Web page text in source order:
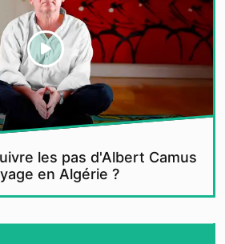
les pas d'Albert Camus
en Algérie ?